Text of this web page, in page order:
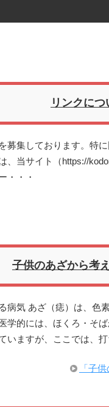
リンクにつ
募集しております。特
、当サイト（https://
・・・
子供のあざから考
病気 あざ（痣）は、色
学的には、ほくろ・そ
いますが、ここでは、打
「子